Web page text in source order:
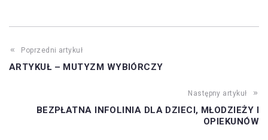
Poprzedni artykuł
ARTYKUŁ – MUTYZM WYBIÓRCZY
Następny artykuł
BEZPŁATNA INFOLINIA DLA DZIECI, MŁODZIEŻY I
OPIEKUNÓW